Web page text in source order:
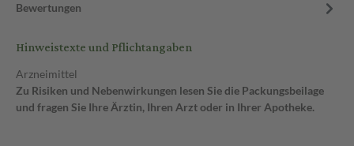
Bewertungen
Hinweistexte und Pflichtangaben
Arzneimittel
Zu Risiken und Nebenwirkungen lesen Sie die Packungsbeilage
und fragen Sie Ihre Ärztin, Ihren Arzt oder in Ihrer Apotheke.